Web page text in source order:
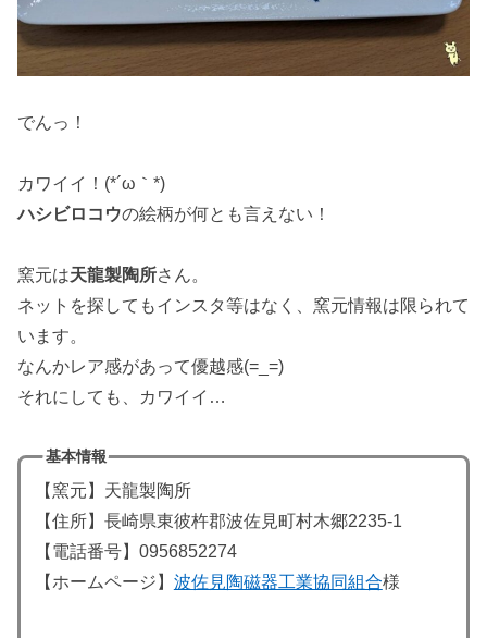
でんっ！
カワイイ！(*´ω｀*)
ハシビロコウの絵柄が何とも言えない！
窯元は天龍製陶所さん。
ネットを探してもインスタ等はなく、窯元情報は限られて
います。
なんかレア感があって優越感(=_=)
それにしても、カワイイ…
基本情報
【窯元】天龍製陶所
【住所】長崎県東彼杵郡波佐見町村木郷2235-1
【電話番号】0956852274
【ホームページ】 波佐見陶磁器工業協同組合様